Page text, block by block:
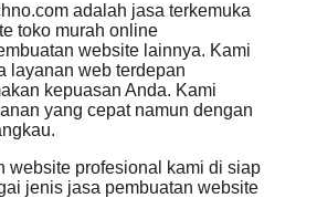
adalah jasa terkemuka
toko murah online
website lainnya. Kami
layanan web terdepan
kepuasan Anda. Kami
yang cepat namun dengan
website profesional kami di siap
jenis jasa pembuatan website